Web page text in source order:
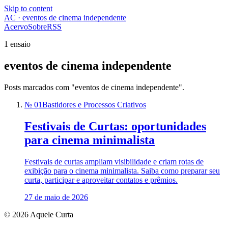
Skip to content
AC · eventos de cinema independente
AcervoSobreRSS
1 ensaio
eventos de cinema independente
Posts marcados com "eventos de cinema independente".
№ 01Bastidores e Processos Criativos
Festivais de Curtas: oportunidades
para cinema minimalista
Festivais de curtas ampliam visibilidade e criam rotas de
exibição para o cinema minimalista. Saiba como preparar seu
curta, participar e aproveitar contatos e prêmios.
27 de maio de 2026
© 2026 Aquele Curta